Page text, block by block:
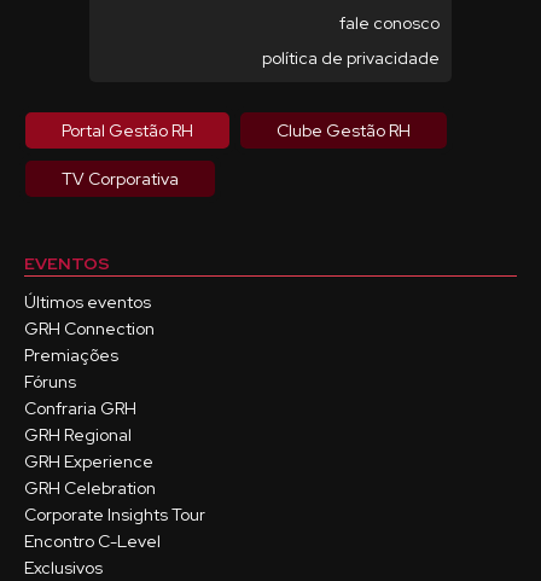
fale conosco
política de privacidade
Portal Gestão RH Clube Gestão RH
TV Corporativa
EVENTOS
Últimos eventos
GRH Connection
Premiações
Fóruns
Confraria GRH
GRH Regional
GRH Experience
GRH Celebration
Corporate Insights Tour
Encontro C-Level
Exclusivos